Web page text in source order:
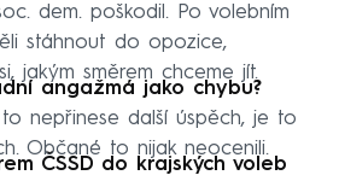
dem. poškodil. Po volebním
stáhnout do opozice,
jakým směrem chceme jít.
angažmá jako chybu?
nepřinese další úspěch, je to
Občané to nijak neocenili.
ČSSD do krajských voleb